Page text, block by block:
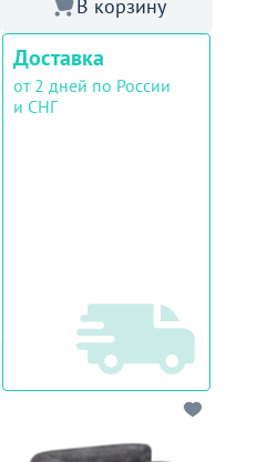
В корзину
Доставка
от 2 дней по России
и СНГ